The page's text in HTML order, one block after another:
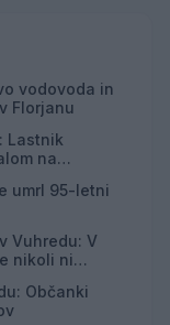
vodovoda in
Florjanu
Lastnik
na
umrl 95-letni
Vuhredu: V
nikoli ni
Občanki